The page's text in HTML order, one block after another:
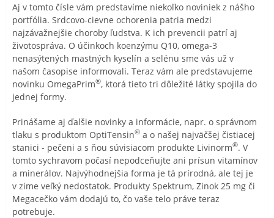
Aj v tomto čísle vám predstavíme niekoľko noviniek z nášho
portfólia. Srdcovo-cievne ochorenia patria medzi
najzávažnejšie choroby ľudstva. K ich prevencii patrí aj
životospráva. O účinkoch koenzýmu Q10, omega-3
nenasýtených mastných kyselín a selénu sme vás už v
našom časopise informovali. Teraz vám ale predstavujeme
novinku OmegaPrim®, ktorá tieto tri dôležité látky spojila do
jednej formy.
Prinášame aj ďalšie novinky a informácie, napr. o správnom
tlaku s produktom OptiTensin® a o našej najväčšej čistiacej
stanici - pečeni a s ňou súvisiacom produkte Livinorm®. V
tomto sychravom počasí nepodceňujte ani prísun vitamínov
a minerálov. Najvýhodnejšia forma je tá prírodná, ale tej je
v zime veľký nedostatok. Produkty Spektrum, Zinok 25 mg či
Megacečko vám dodajú to, čo vaše telo práve teraz
potrebuje.